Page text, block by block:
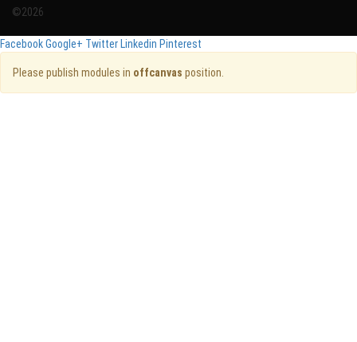
©2026
FacebookGoogle+ TwitterLinkedin Pinterest
Please publish modules in offcanvas position.